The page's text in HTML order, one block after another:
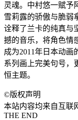
灵魂。中村悠一赋予
雪莉露的骄傲与脆弱
诠释了兰卡的纯真与
撼的音乐，将角色情
成为2011年日本动画
系列画上完美句号，
恒主题。
©版权声明
本站内容均来自互联
THE END